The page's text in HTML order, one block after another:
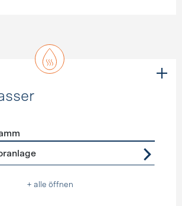
+ alle öffnen